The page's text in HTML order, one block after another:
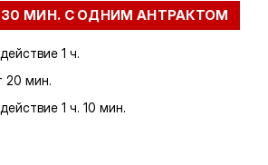
30 МИН. С ОДНИМ АНТРАКТОМ
1 ч.
20 мин.
1 ч. 10 мин.